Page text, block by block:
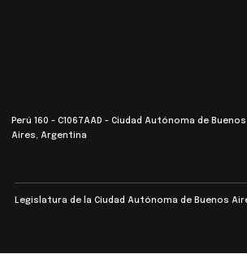
Perú 160 - C1067AAD - Ciudad Autónoma de Buenos
Aires, Argentina
Legislatura de la Ciudad Autónoma de Buenos